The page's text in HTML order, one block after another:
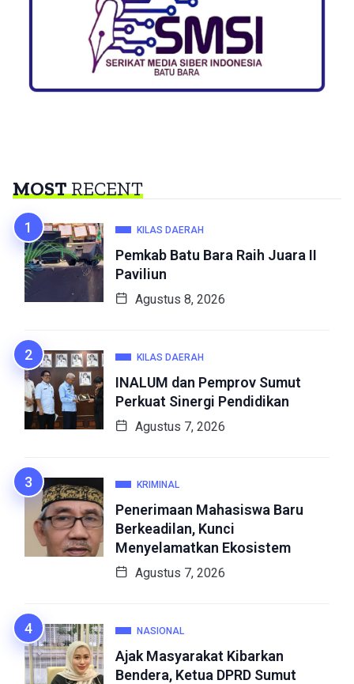
MOSTRECENT
KILAS DAERAH
Pemkab Batu Bara Raih Juara II
Paviliun
Agustus 8, 2026
KILAS DAERAH
INALUM dan Pemprov Sumut
Perkuat Sinergi Pendidikan
Agustus 7, 2026
KRIMINAL
Penerimaan Mahasiswa Baru
Berkeadilan, Kunci
Menyelamatkan Ekosistem
Agustus 7, 2026
NASIONAL
Ajak Masyarakat Kibarkan
Bendera, Ketua DPRD Sumut